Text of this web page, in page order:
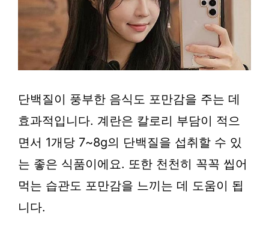
단백질이 풍부한 음식도 포만감을 주는 데
효과적입니다. 계란은 칼로리 부담이 적으
면서 1개당 7~8g의 단백질을 섭취할 수 있
는 좋은 식품이에요. 또한 천천히 꼭꼭 씹어
먹는 습관도 포만감을 느끼는 데 도움이 됩
니다.